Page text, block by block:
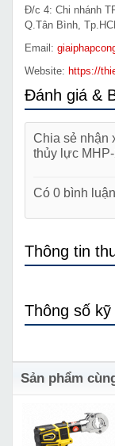
Đ/c 4: Chi nhánh
Q.Tân Bình,
Email:
Website: https://
Đánh giá &
Chia sẻ nhận
thủy lực
Có 0 bình
Thông tin
Thông số
Sản phẩm